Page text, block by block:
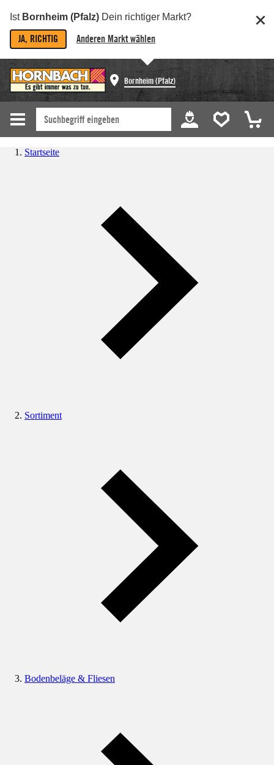
Ist Bornheim (Pfalz) Dein richtiger Markt?
JA, RICHTIG Anderen Markt wählen
Bornheim (Pfalz)
Startseite
Sortiment
Bodenbeläge & Fliesen